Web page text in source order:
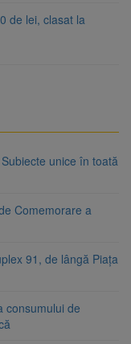
de lei, clasat la
unice în toată
Comemorare a
91, de lângă Piața
consumului de